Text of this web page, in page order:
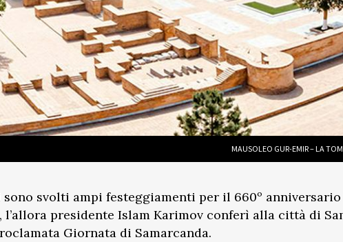
MAUSOLEO GUR-EMIR – LA
sono svolti ampi festeggiamenti per il 660º
l’allora presidente Islam Karimov conferì alla città di
Giornata di Samarcanda.